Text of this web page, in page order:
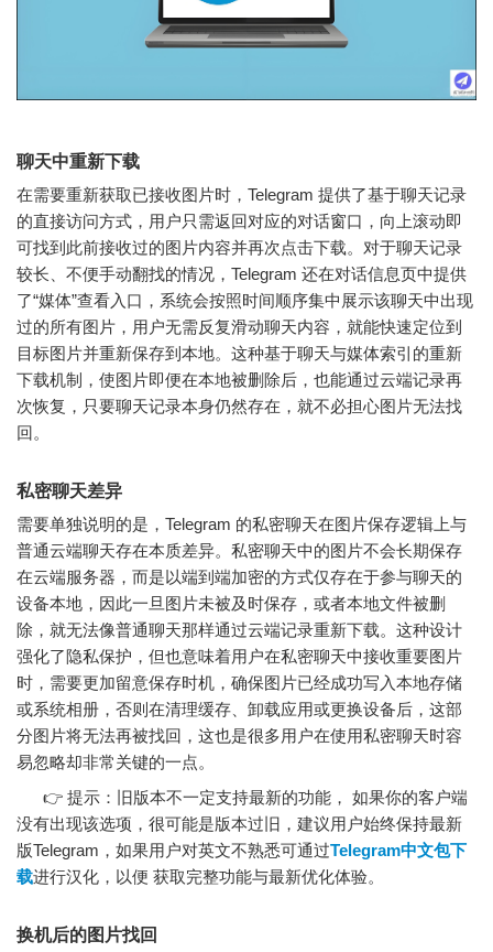
聊天中重新下载
在需要重新获取已接收图片时，Telegram 提供了基于聊天记录
的直接访问方式，用户只需返回对应的对话窗口，向上滚动即
可找到此前接收过的图片内容并再次点击下载。对于聊天记录
较长、不便手动翻找的情况，Telegram 还在对话信息页中提供
了“媒体”查看入口，系统会按照时间顺序集中展示该聊天中出现
过的所有图片，用户无需反复滑动聊天内容，就能快速定位到
目标图片并重新保存到本地。这种基于聊天与媒体索引的重新
下载机制，使图片即便在本地被删除后，也能通过云端记录再
次恢复，只要聊天记录本身仍然存在，就不必担心图片无法找
回。
私密聊天差异
需要单独说明的是，Telegram 的私密聊天在图片保存逻辑上与
普通云端聊天存在本质差异。私密聊天中的图片不会长期保存
在云端服务器，而是以端到端加密的方式仅存在于参与聊天的
设备本地，因此一旦图片未被及时保存，或者本地文件被删
除，就无法像普通聊天那样通过云端记录重新下载。这种设计
强化了隐私保护，但也意味着用户在私密聊天中接收重要图片
时，需要更加留意保存时机，确保图片已经成功写入本地存储
或系统相册，否则在清理缓存、卸载应用或更换设备后，这部
分图片将无法再被找回，这也是很多用户在使用私密聊天时容
易忽略却非常关键的一点。
👉 提示：旧版本不一定支持最新的功能， 如果你的客户端
没有出现该选项，很可能是版本过旧，建议用户始终保持最新
版Telegram，如果用户对英文不熟悉可通过Telegram中文包下
载进行汉化，以便 获取完整功能与最新优化体验。
换机后的图片找回